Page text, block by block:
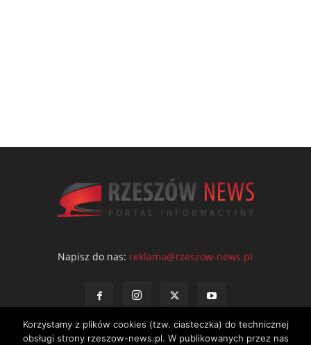
Napisz do nas: reklama@rzeszow-news.pl
Korzystamy z plików cookies (tzw. ciasteczka) do technicznej
obsługi strony rzeszow-news.pl. W publikowanych przez nas